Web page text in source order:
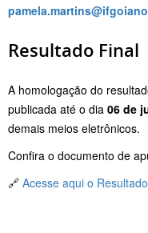
Resultado Final
A homologação do
publicada até o dia 06 de
demais meios eletrônicos.
Confira o documento de
🔗 Acesse aqui o